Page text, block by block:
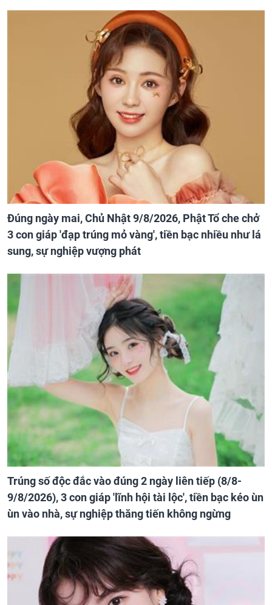
Đúng ngày mai, Chủ Nhật 9/8/2026, Phật Tổ che chở
3 con giáp 'đạp trúng mỏ vàng', tiền bạc nhiều như lá
sung, sự nghiệp vượng phát
Trúng số độc đắc vào đúng 2 ngày liên tiếp (8/8-
9/8/2026), 3 con giáp 'lĩnh hội tài lộc', tiền bạc kéo ùn
ùn vào nhà, sự nghiệp thăng tiến không ngừng